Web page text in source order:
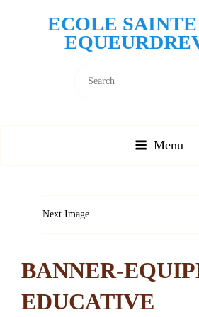
ECOLE
Menu
Next Image
BANNER-
EDUCATIVE